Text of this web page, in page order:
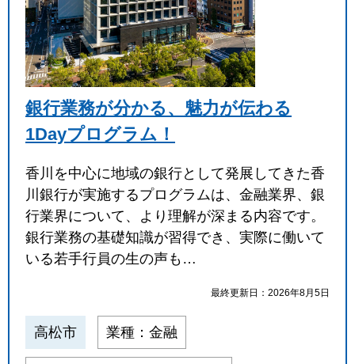
銀行業務が分かる、魅力が伝わる
1Dayプログラム！
香川を中心に地域の銀行として発展してきた香
川銀行が実施するプログラムは、金融業界、銀
行業界について、より理解が深まる内容です。
銀行業務の基礎知識が習得でき、実際に働いて
いる若手行員の生の声も…
最終更新日：2026年8月5日
高松市 業種：金融